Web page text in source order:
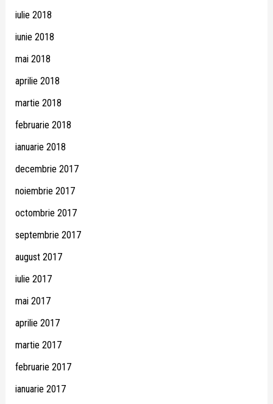
iulie 2018
iunie 2018
mai 2018
aprilie 2018
martie 2018
februarie 2018
ianuarie 2018
decembrie 2017
noiembrie 2017
octombrie 2017
septembrie 2017
august 2017
iulie 2017
mai 2017
aprilie 2017
martie 2017
februarie 2017
ianuarie 2017